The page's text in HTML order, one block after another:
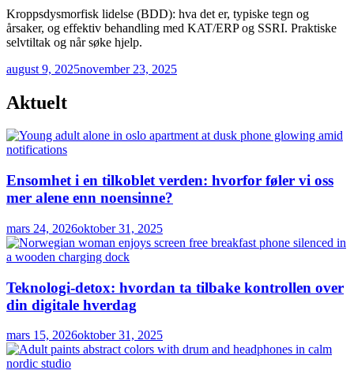
Kroppsdysmorfisk lidelse (BDD): hva det er, typiske tegn og
årsaker, og effektiv behandling med KAT/ERP og SSRI. Praktiske
selvtiltak og når søke hjelp.
august 9, 2025november 23, 2025
Aktuelt
Ensomhet i en tilkoblet verden: hvorfor føler vi oss
mer alene enn noensinne?
mars 24, 2026oktober 31, 2025
Teknologi-detox: hvordan ta tilbake kontrollen over
din digitale hverdag
mars 15, 2026oktober 31, 2025